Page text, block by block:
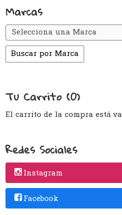
Marcas
Tu Carrito (0)
El carrito de la compra está
Redes Sociales
Instagram
Facebook